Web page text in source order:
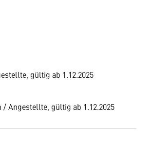
gültig ab 1.12.2025
Angestellte, gültig ab 1.12.2025